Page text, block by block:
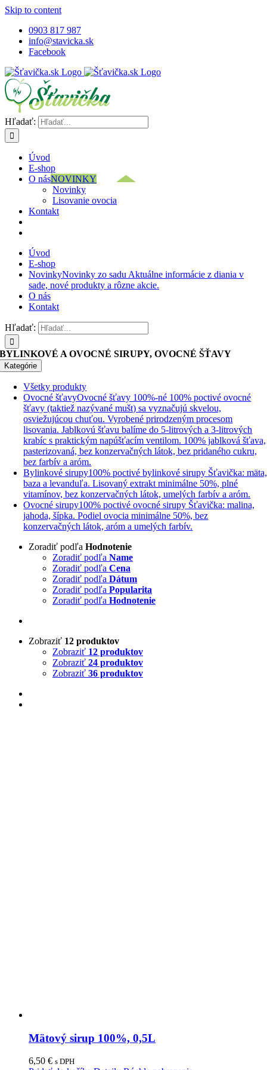
Skip to content
0903 817 987
info@stavicka.sk
Facebook
Hľadať:
Úvod
E-shop
O násNOVINKY
Novinky
Lisovanie ovocia
Kontakt
Úvod
E-shop
NovinkyNovinky zo sadu Aktuálne informácie z diania v
sade, nové produkty a rôzne akcie.
O nás
Kontakt
Hľadať:
BYLINKOVÉ A OVOCNÉ SIRUPY, OVOCNÉ ŠŤAVY
Kategórie
Všetky produkty
Ovocné šťavyOvocné šťavy 100%-né 100% poctivé ovocné
šťavy (taktiež nazývané mušt) sa vyznačujú skvelou,
osviežujúcou chuťou. Vyrobené prirodzeným procesom
lisovania. Jablkovú šťavu balíme do 5-litrových a 3-litrových
krabíc s praktickým napúšťacím ventilom. 100% jablková šťava,
pasterizovaná, bez konzervačných látok, bez pridaného cukru,
bez farbív a aróm.
Bylinkové sirupy100% poctivé bylinkové sirupy Šťavička: mäta,
baza a levanduľa. Lisovaný extrakt minimálne 50%, plné
vitamínov, bez konzervačných látok, umelých farbív a aróm.
Ovocné sirupy100% poctivé ovocné sirupy Šťavička: malina,
jahoda, šípka. Podiel ovocia minimálne 50%, bez
konzervačných látok, aróm a umelých farbív.
Zoradiť podľa Hodnotenie
Zoradiť podľa Name
Zoradiť podľa Cena
Zoradiť podľa Dátum
Zoradiť podľa Popularita
Zoradiť podľa Hodnotenie
Zobraziť 12 produktov
Zobraziť 12 produktov
Zobraziť 24 produktov
Zobraziť 36 produktov
Mätový sirup 100%, 0,5L
6,50 € s DPH